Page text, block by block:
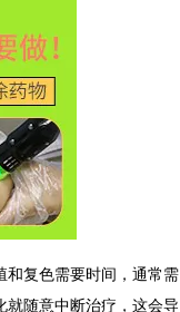
复色需要时间，通常需
就随意中断治疗，这会导